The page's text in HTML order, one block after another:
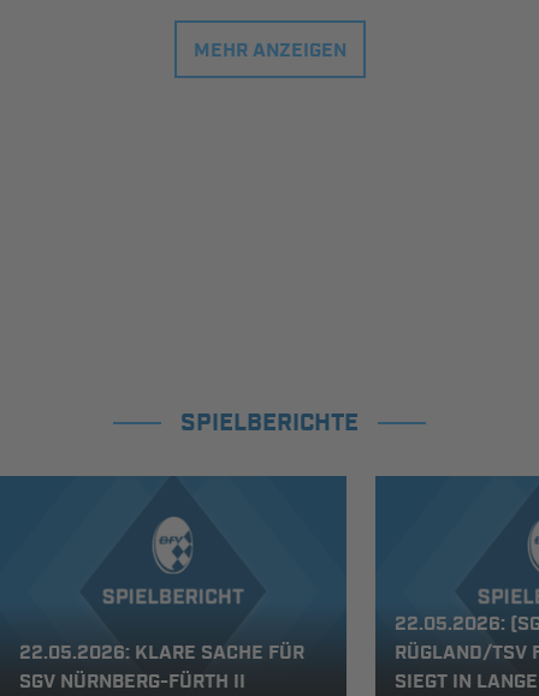
MEHR ANZEIGEN
SPIELBERICHTE
22.05.2026: KLARE SACHE FÜR
SGV NÜRNBERG-FÜRTH II
22.05.2026:
RÜGLAND/TSV
SIEGT IN